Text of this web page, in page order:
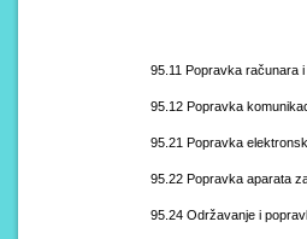
95.11 Popravka računara
95.12 Popravka
95.21 Popravka
95.22 Popravka aparata
95.24 Održavanje i